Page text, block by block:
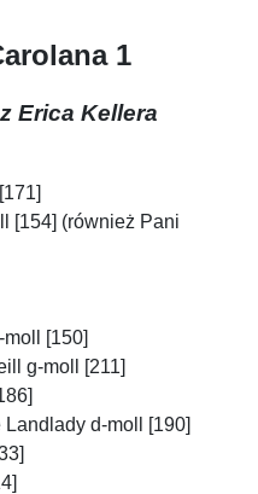
1
Erica Kellera
[154] (również Pani
[150]
g-moll [211]
d-moll [190]